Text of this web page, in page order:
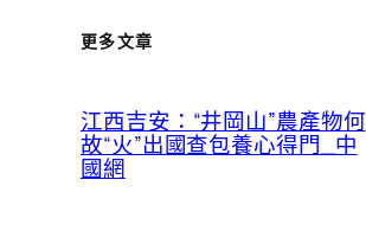
更多文章
江西吉安：“井岡山”農產物何
故“火”出國查包養心得門_中
國網